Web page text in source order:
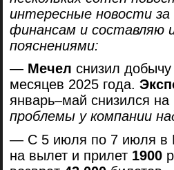
интересные новости
финансам и составляю
пояснениями:
— Мечел снизил
месяцев 2025 года.
январь–май снизился на
проблемы у компании
— С 5 июля по 7 июля в
на вылет и прилет 1900